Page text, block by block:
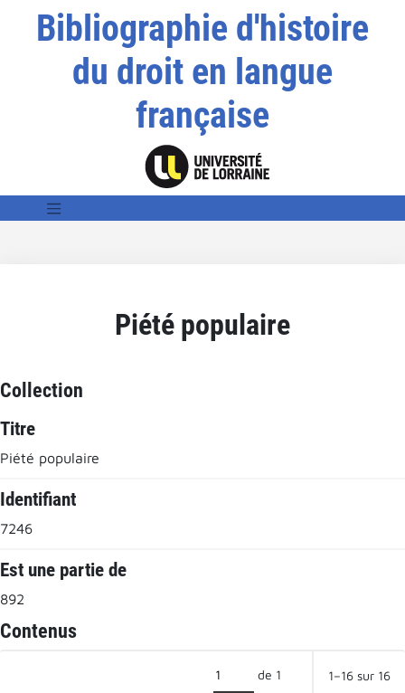
Bibliographie d'histoire
du droit en langue
française
Piété populaire
Collection
Titre
Piété populaire
Identifiant
7246
Est une partie de
892
Contenus
de 1 1–16 sur 16